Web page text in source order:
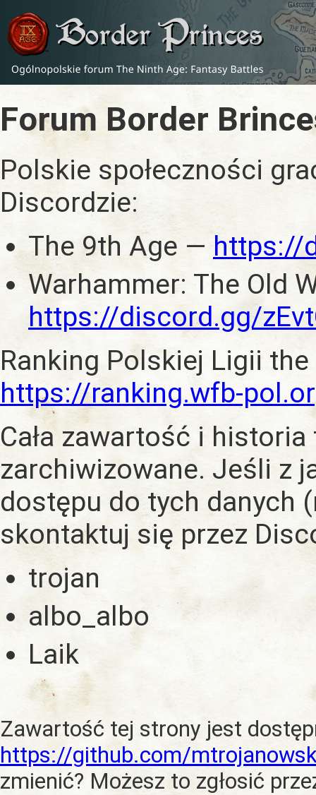
Forum Border
Polskie społeczności
Discordzie:
The 9th Age —https://
Warhammer: The Old
https://discord.gg/
Ranking Polskiej Ligii
https://ranking.wfb-
Cała zawartość i historia
zarchiwizowane. Jeśli z
dostępu do tych danych
skontaktuj się przez
trojan
albo_albo
Laik
Zawartość tej strony jest
https://github.com/
zmienić? Możesz to zgłosić